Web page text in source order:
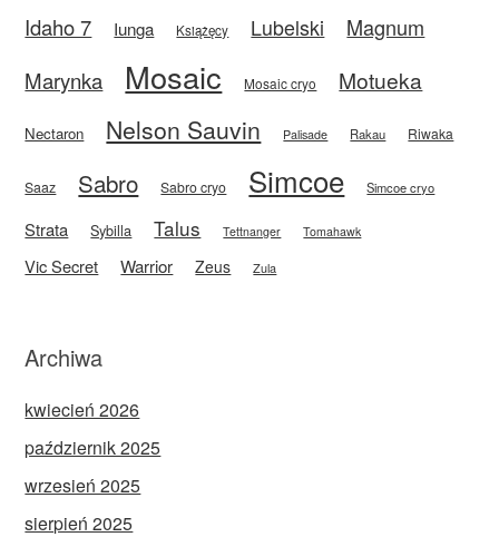
Idaho 7 Iunga Książęcy Lubelski
Magnum
Marynka
Mosaic Mosaic cryo Motueka
Nectaron Nelson Sauvin Palisade Rakau Riwaka
Saaz Sabro Sabro cryo Simcoe Simcoe cryo
Strata Sybilla Talus Tettnanger Tomahawk
Vic Secret Warrior Zeus Zula
Archiwa
kwiecień 2026
październik 2025
wrzesień 2025
sierpień 2025